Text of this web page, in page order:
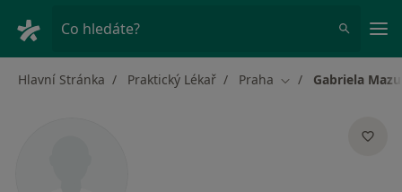
Co hledáte?
Hlavní Stránka Praktický Lékař Praha Změna města
Gabriela